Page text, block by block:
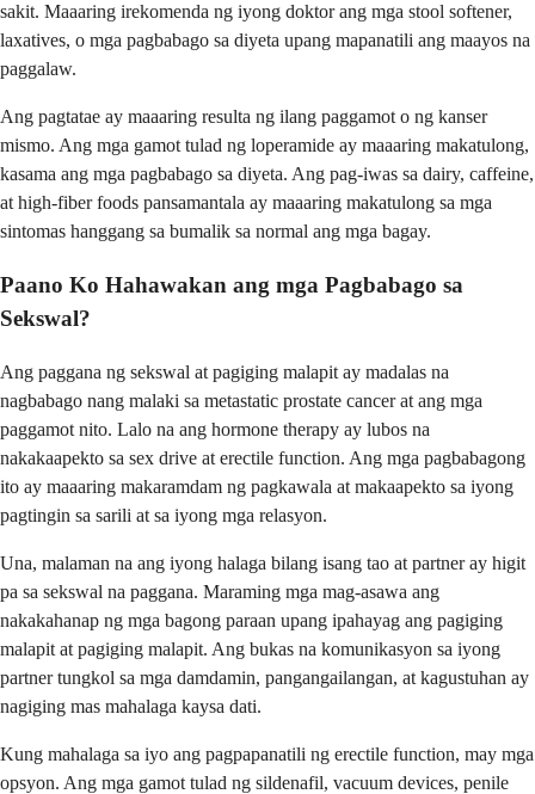
sakit. Maaaring irekomenda ng iyong doktor ang mga stool softener,
laxatives, o mga pagbabago sa diyeta upang mapanatili ang maayos na
paggalaw.
Ang pagtatae ay maaaring resulta ng ilang paggamot o ng kanser
mismo. Ang mga gamot tulad ng loperamide ay maaaring makatulong,
kasama ang mga pagbabago sa diyeta. Ang pag-iwas sa dairy, caffeine,
at high-fiber foods pansamantala ay maaaring makatulong sa mga
sintomas hanggang sa bumalik sa normal ang mga bagay.
Paano Ko Hahawakan ang mga Pagbabago sa
Sekswal?
Ang paggana ng sekswal at pagiging malapit ay madalas na
nagbabago nang malaki sa metastatic prostate cancer at ang mga
paggamot nito. Lalo na ang hormone therapy ay lubos na
nakakaapekto sa sex drive at erectile function. Ang mga pagbabagong
ito ay maaaring makaramdam ng pagkawala at makaapekto sa iyong
pagtingin sa sarili at sa iyong mga relasyon.
Una, malaman na ang iyong halaga bilang isang tao at partner ay higit
pa sa sekswal na paggana. Maraming mga mag-asawa ang
nakakahanap ng mga bagong paraan upang ipahayag ang pagiging
malapit at pagiging malapit. Ang bukas na komunikasyon sa iyong
partner tungkol sa mga damdamin, pangangailangan, at kagustuhan ay
nagiging mas mahalaga kaysa dati.
Kung mahalaga sa iyo ang pagpapanatili ng erectile function, may mga
opsyon. Ang mga gamot tulad ng sildenafil, vacuum devices, penile